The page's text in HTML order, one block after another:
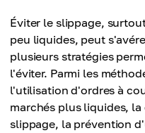
Éviter le slippage,
peu liquides, peut
plusieurs stratégies
l'éviter. Parmi les
l'utilisation d'ordres à
marchés plus liquides,
slippage, la prévention